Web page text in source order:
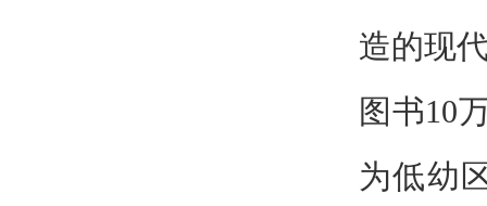
造的现
图书10
为低幼